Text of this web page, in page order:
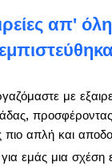
απ'
με
πιο απλή και
εμάς μια σχέση